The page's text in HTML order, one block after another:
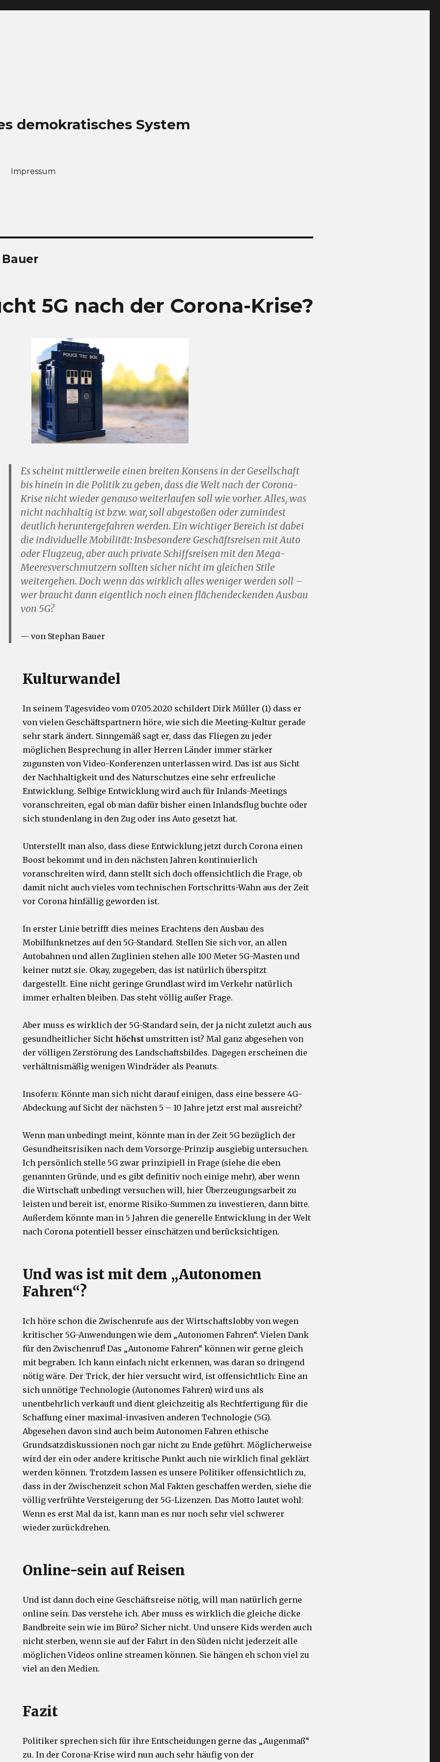
demokratisches System
Impressum
5G nach der Corona-Krise?
Es scheint mittlerweile einen breiten Konsens in der Gesellschaft
bis hinein in die Politik zu geben, dass die Welt nach der Corona-
Krise nicht wieder genauso weiterlaufen soll wie vorher. Alles, was
nicht nachhaltig ist bzw. war, soll abgestoßen oder zumindest
deutlich heruntergefahren werden. Ein wichtiger Bereich ist dabei
die individuelle Mobilität: Insbesondere Geschäftsreisen mit Auto
oder Flugzeug, aber auch private Schiffsreisen mit den Mega-
Meeresverschmutzern sollten sicher nicht im gleichen Stile
weitergehen. Doch wenn das wirklich alles weniger werden soll –
wer braucht dann eigentlich noch einen flächendeckenden Ausbau
von 5G?
von Stephan Bauer
Kulturwandel
In seinem Tagesvideo vom 07.05.2020 schildert Dirk Müller (1) dass er
von vielen Geschäftspartnern höre, wie sich die Meeting-Kultur gerade
sehr stark ändert. Sinngemäß sagt er, dass das Fliegen zu jeder
möglichen Besprechung in aller Herren Länder immer stärker
zugunsten von Video-Konferenzen unterlassen wird. Das ist aus Sicht
der Nachhaltigkeit und des Naturschutzes eine sehr erfreuliche
Entwicklung. Selbige Entwicklung wird auch für Inlands-Meetings
voranschreiten, egal ob man dafür bisher einen Inlandsflug buchte oder
sich stundenlang in den Zug oder ins Auto gesetzt hat.
Unterstellt man also, dass diese Entwicklung jetzt durch Corona einen
Boost bekommt und in den nächsten Jahren kontinuierlich
voranschreiten wird, dann stellt sich doch offensichtlich die Frage, ob
damit nicht auch vieles vom technischen Fortschritts-Wahn aus der Zeit
vor Corona hinfällig geworden ist.
In erster Linie betrifft dies meines Erachtens den Ausbau des
Mobilfunknetzes auf den 5G-Standard. Stellen Sie sich vor, an allen
Autobahnen und allen Zuglinien stehen alle 100 Meter 5G-Masten und
keiner nutzt sie. Okay, zugegeben, das ist natürlich überspitzt
dargestellt. Eine nicht geringe Grundlast wird im Verkehr natürlich
immer erhalten bleiben. Das steht völlig außer Frage.
Aber muss es wirklich der 5G-Standard sein, der ja nicht zuletzt auch aus
gesundheitlicher Sichthöchst umstritten ist? Mal ganz abgesehen von
der völligen Zerstörung des Landschaftsbildes. Dagegen erscheinen die
verhältnismäßig wenigen Windräder als Peanuts.
Insofern: Könnte man sich nicht darauf einigen, dass eine bessere 4G-
Abdeckung auf Sicht der nächsten 5 – 10 Jahre jetzt erst mal ausreicht?
Wenn man unbedingt meint, könnte man in der Zeit 5G bezüglich der
Gesundheitsrisiken nach dem Vorsorge-Prinzip ausgiebig untersuchen.
Ich persönlich stelle 5G zwar prinzipiell in Frage (siehe die eben
genannten Gründe, und es gibt definitiv noch einige mehr), aber wenn
die Wirtschaft unbedingt versuchen will, hier Überzeugungsarbeit zu
leisten und bereit ist, enorme Risiko-Summen zu investieren, dann bitte.
Außerdem könnte man in 5 Jahren die generelle Entwicklung in der Welt
nach Corona potentiell besser einschätzen und berücksichtigen.
Und was ist mit dem „Autonomen
Fahren“?
Ich höre schon die Zwischenrufe aus der Wirtschaftslobby von wegen
kritischer 5G-Anwendungen wie dem „Autonomen Fahren“. Vielen Dank
für den Zwischenruf! Das „Autonome Fahren“ können wir gerne gleich
mit begraben. Ich kann einfach nicht erkennen, was daran so dringend
nötig wäre. Der Trick, der hier versucht wird, ist offensichtlich: Eine an
sich unnötige Technologie (Autonomes Fahren) wird uns als
unentbehrlich verkauft und dient gleichzeitig als Rechtfertigung für die
Schaffung einer maximal-invasiven anderen Technologie (5G).
Abgesehen davon sind auch beim Autonomen Fahren ethische
Grundsatzdiskussionen noch gar nicht zu Ende geführt. Möglicherweise
wird der ein oder andere kritische Punkt auch nie wirklich final geklärt
werden können. Trotzdem lassen es unsere Politiker offensichtlich zu,
dass in der Zwischenzeit schon Mal Fakten geschaffen werden, siehe die
völlig verfrühte Versteigerung der 5G-Lizenzen. Das Motto lautet wohl:
Wenn es erst Mal da ist, kann man es nur noch sehr viel schwerer
wieder zurückdrehen.
Online-sein auf Reisen
Und ist dann doch eine Geschäftsreise nötig, will man natürlich gerne
online sein. Das verstehe ich. Aber muss es wirklich die gleiche dicke
Bandbreite sein wie im Büro? Sicher nicht. Und unsere Kids werden auch
nicht sterben, wenn sie auf der Fahrt in den Süden nicht jederzeit alle
möglichen Videos online streamen können. Sie hängen eh schon viel zu
viel an den Medien.
Fazit
Politiker sprechen sich für ihre Entscheidungen gerne das „Augenmaß“
zu. In der Corona-Krise wird nun auch sehr häufig von der